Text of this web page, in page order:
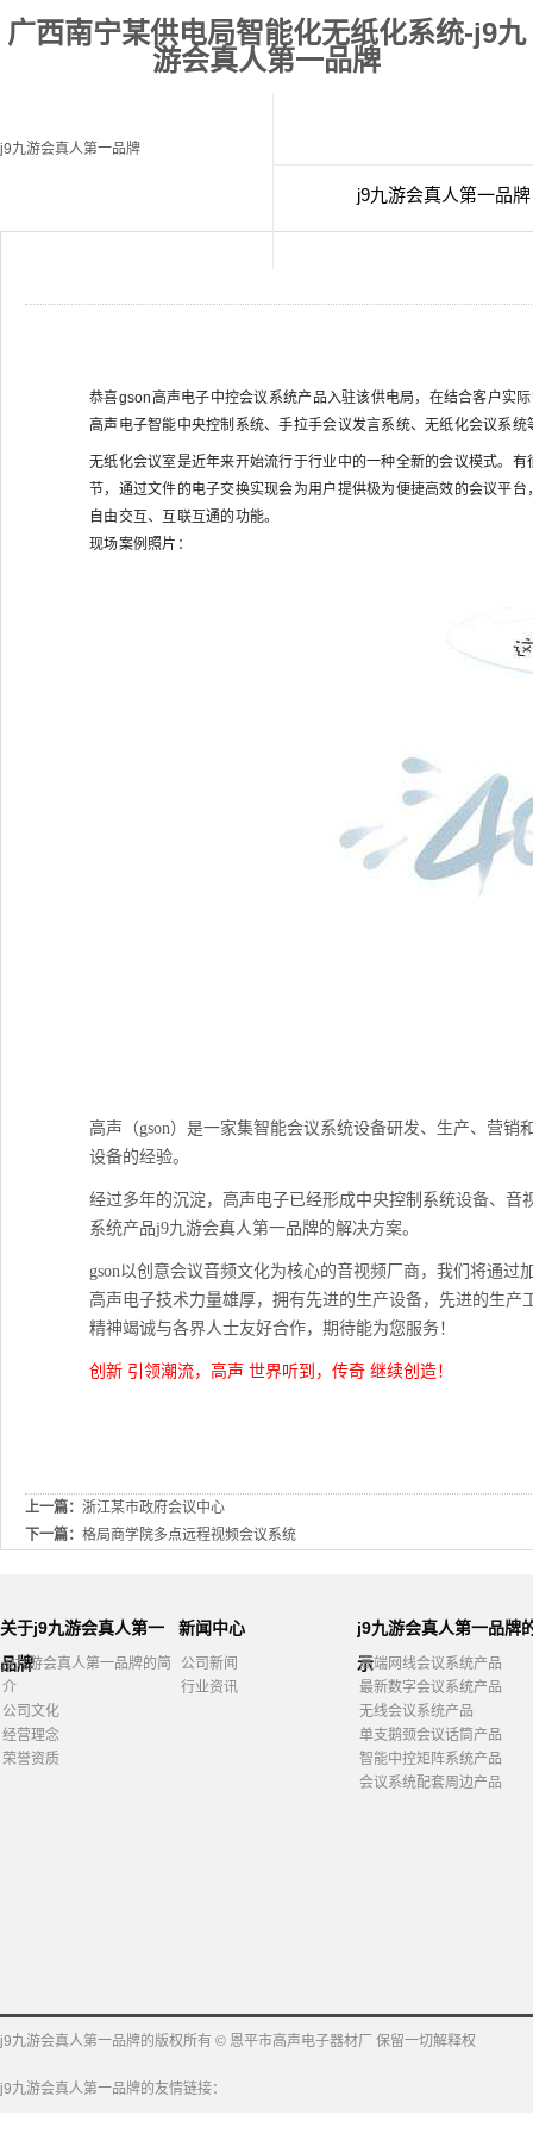
广西南宁某供电局智能化无纸化系统-j9九
游会真人第一品牌
j9九游会真人第一品牌
j9九游会真人第一品牌
恭喜gson高声电子中控会议系统产品入驻该供电局，在结合客户实
高声电子智能中央控制系统、手拉手会议发言系统、无纸化会议系统
无纸化会议室是近年来开始流行于行业中的一种全新的会议模式。
节，通过文件的电子交换实现会为用户提供极为便捷高效的会议平
自由交互、互联互通的功能。
现场案例照片：
高声（gson）是一家集智能会议系统设备研发、生产、营销
设备的经验。
经过多年的沉淀，高声电子已经形成中央控制系统设备、
系统产品j9九游会真人第一品牌的解决方案。
gson以创意会议音频文化为核心的音视频厂商，我们将通
高声电子技术力量雄厚，拥有先进的生产设备，先进的生
精神竭诚与各界人士友好合作，期待能为您服务！
创新 引领潮流，高声 世界听到，传奇 继续创造！
上一篇： 浙江某市政府会议中心
下一篇： 格局商学院多点远程视频会议系统
关于j9九游会真人第一
品牌
j9九游会真人第一品牌的简
介
公司文化
经营理念
荣誉资质
新闻中心
公司新闻
行业资讯
j9九游会真人第一品牌
示
高端网线会议系统产品
最新数字会议系统产品
无线会议系统产品
单支鹅颈会议话筒产品
智能中控矩阵系统产品
会议系统配套周边产品
j9九游会真人第一品牌的版权所有 © 恩平市高声电子器材厂 保留一切解释权
j9九游会真人第一品牌的友情链接：